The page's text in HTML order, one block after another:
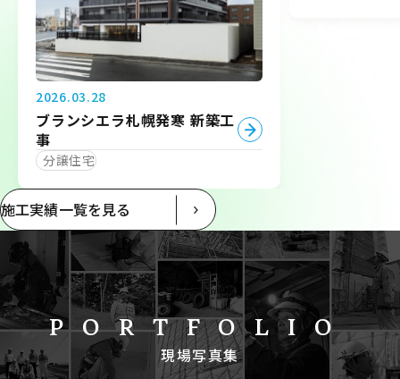
2026.03.28
ブランシエラ札幌発寒 新築工
事
分譲住宅
施工実績一覧を見る
PORTFOLIO
現場写真集